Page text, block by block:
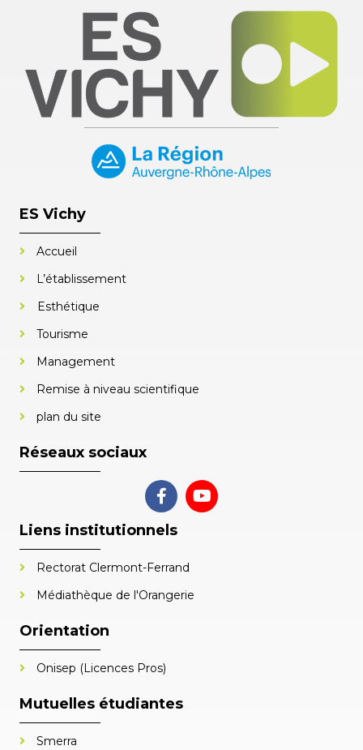
ES Vichy
Accueil
L’établissement
Esthétique
Tourisme
Management
Remise à niveau scientifique
plan du site
Réseaux sociaux
Liens institutionnels
Rectorat Clermont-Ferrand
Médiathèque de l'Orangerie
Orientation
Onisep (Licences Pros)
Mutuelles étudiantes
Smerra